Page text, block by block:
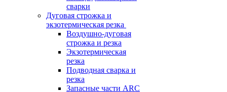
сварки
Дуговая строжка и
экзотермическая резка
Воздушно-дуговая
строжка и резка
Экзотермическая
резка
Подводная сварка и
резка
Запасные части ARC